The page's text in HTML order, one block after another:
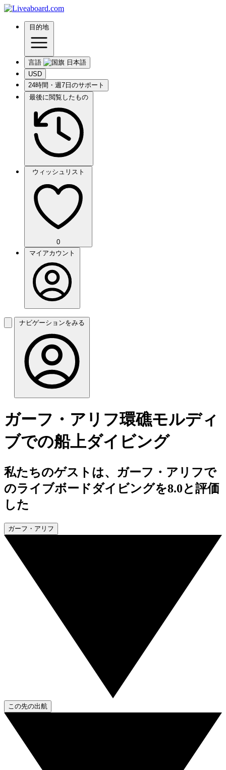
目的地
言語
USD
24時間・週7日のサポート
最後に閲覧したもの
ウィッシュリスト
0
マイアカウント
ナビゲーションをみる
ガーフ・アリフ環礁モルディ
ブでの船上ダイビング
私たちのゲストは、ガーフ・アリフで
のライブボードダイビングを8.0と評価
した
ガーフ・アリフ
この先の出航